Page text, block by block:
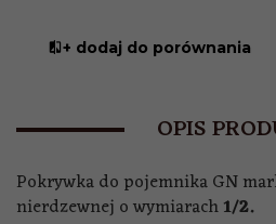
+ dodaj do porównania
OPIS
Pokrywka do pojemnika GN
nierdzewnej o wymiarach1/2.